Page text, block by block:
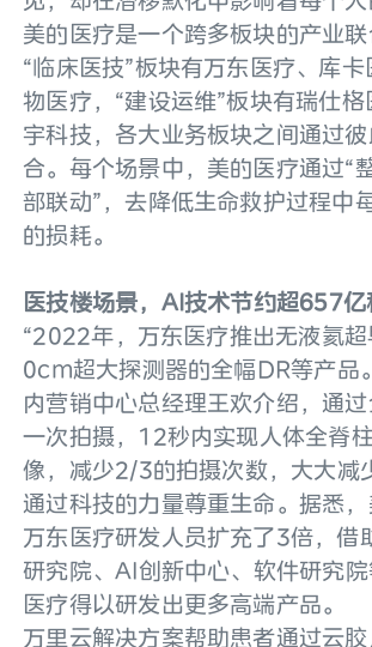
美的医疗是一个跨多板块的产业
“临床医技”板块有万东医疗、库
物医疗，“建设运维”板块有瑞仕
宇科技，各大业务板块之间通过
合。每个场景中，美的医疗通过“
部联动”，去降低生命救护过程中
的损耗。
医技楼场景，AI技术节约超657
“2022年，万东医疗推出无液氦
0cm超大探测器的全幅DR等产品
内营销中心总经理王欢介绍，通
一次拍摄，12秒内实现人体全脊
像，减少2/3的拍摄次数，大大减
通过科技的力量尊重生命。据悉，
万东医疗研发人员扩充了3倍，借
研究院、AI创新中心、软件研究
医疗得以研发出更多高端产品。
万里云解决方案帮助患者通过云